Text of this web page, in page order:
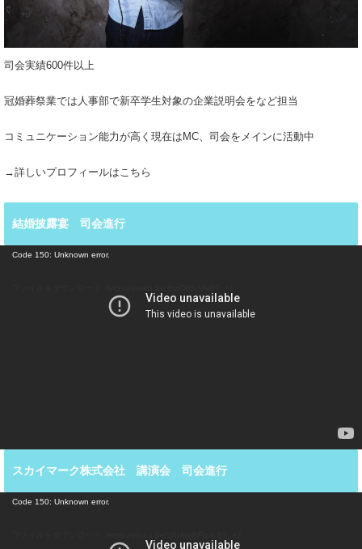
司会実績600件以上
冠婚葬祭業では人事部で新卒学生対象の企業説明会をなど担当
コミュニケーション能力が高く現在はMC、司会をメインに活動中
→詳しいプロフィールはこちら
結婚披露宴 司会進行
Code 150: Unknown error.
スカイマーク株式会社 講演会 司会進行
Code 150: Unknown error.